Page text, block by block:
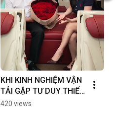
KHI KINH NGHIỆM VẬN
TẢI GẶP TƯ DUY THIẾT
KẾ KHÁC BIỆT
420 views